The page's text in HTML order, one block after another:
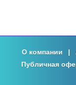
О компании |
Публичная